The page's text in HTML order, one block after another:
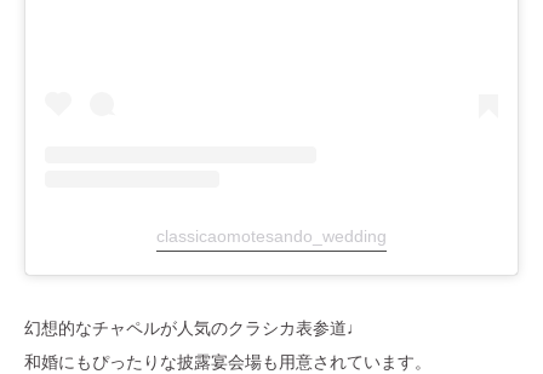
classicaomotesando_wedding
幻想的なチャペルが人気のクラシカ表参道♩
和婚にもぴったりな披露宴会場も用意されています。